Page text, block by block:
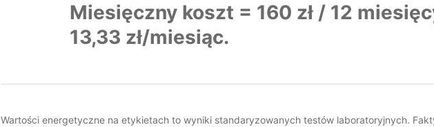
Miesięczny koszt = 160 zł / 12
13,33 zł/miesiąc.
Wartości energetyczne na etykietach to wyniki standaryzowanych testów laboratoryjnych.